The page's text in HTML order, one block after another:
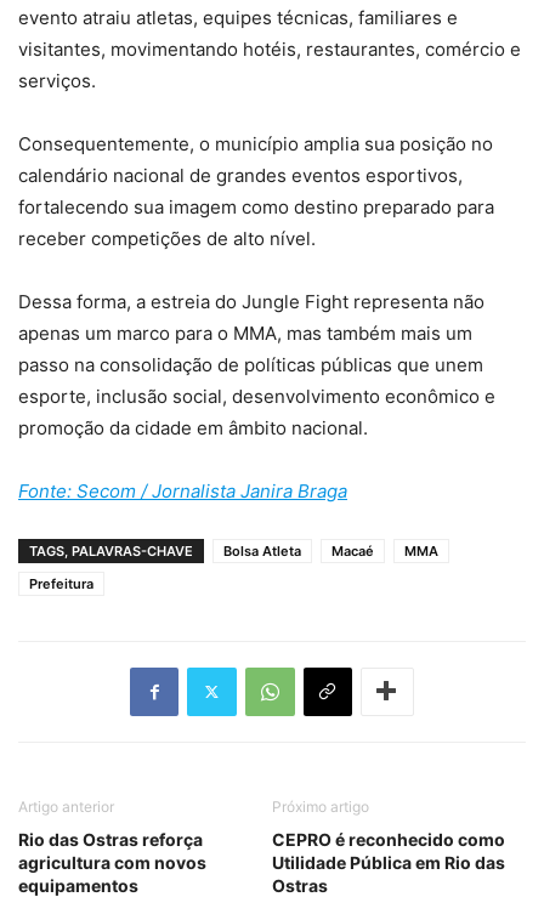
evento atraiu atletas, equipes técnicas, familiares e
visitantes, movimentando hotéis, restaurantes, comércio e
serviços.
Consequentemente, o município amplia sua posição no
calendário nacional de grandes eventos esportivos,
fortalecendo sua imagem como destino preparado para
receber competições de alto nível.
Dessa forma, a estreia do Jungle Fight representa não
apenas um marco para o MMA, mas também mais um
passo na consolidação de políticas públicas que unem
esporte, inclusão social, desenvolvimento econômico e
promoção da cidade em âmbito nacional.
Fonte: Secom / Jornalista Janira Braga
TAGS, PALAVRAS-CHAVE Bolsa Atleta Macaé
MMA
Prefeitura
Artigo anterior
Rio das Ostras reforça
agricultura com novos
equipamentos
Próximo artigo
CEPRO é reconhecido como
Utilidade Pública em Rio das
Ostras